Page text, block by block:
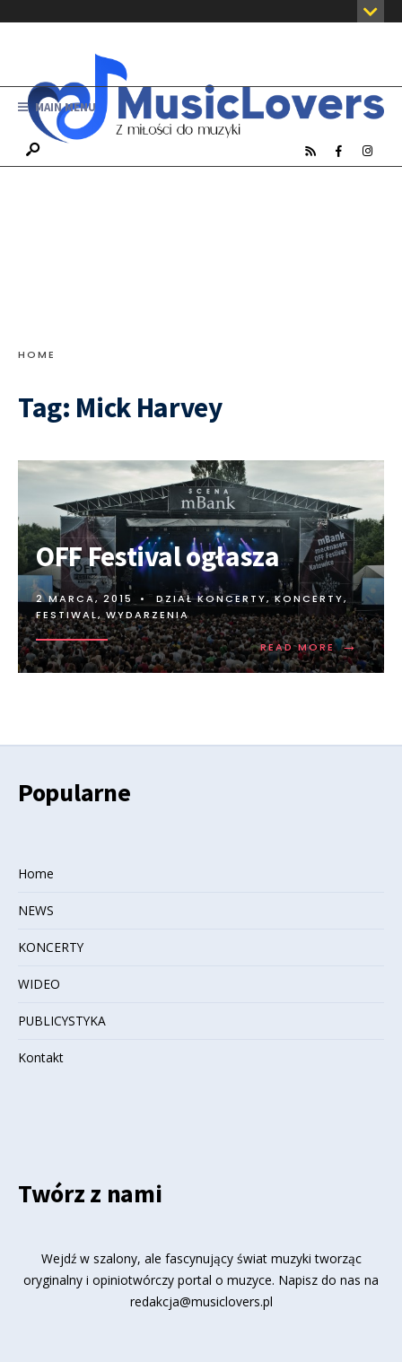
MAIN MENU
HOME
Tag: Mick Harvey
OFF Festival ogłasza
2 MARCA, 2015 • DZIAŁ KONCERTY,KONCERTY,
FESTIWAL, WYDARZENIA
READ MORE →
Popularne
Home
NEWS
KONCERTY
WIDEO
PUBLICYSTYKA
Kontakt
Twórz z nami
Wejdź w szalony, ale fascynujący świat muzyki tworząc
oryginalny i opiniotwórczy portal o muzyce. Napisz do nas na
redakcja@musiclovers.pl